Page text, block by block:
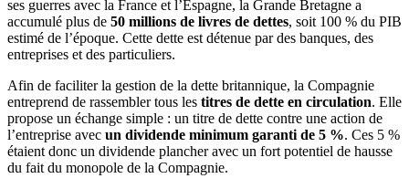
ses guerres avec la France et l’Espagne, la Grande Bretagne a
accumulé plus de 50 millions de livres de dettes, soit 100 % du PIB
estimé de l’époque. Cette dette est détenue par des banques, des
entreprises et des particuliers.
Afin de faciliter la gestion de la dette britannique, la Compagnie
entreprend de rassembler tous les titres de dette en circulation. Elle
propose un échange simple : un titre de dette contre une action de
l’entreprise avec un dividende minimum garanti de 5 %. Ces 5 %
étaient donc un dividende plancher avec un fort potentiel de hausse
du fait du monopole de la Compagnie.